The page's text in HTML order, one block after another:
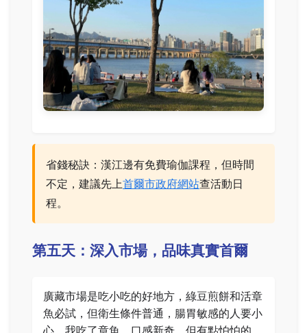
省錢秘訣：漢江邊有免費瑜伽課程，但時間
不定，建議先上首爾市政府網站查活動日
程。
第五天：深入市場，品味真實首爾
廣藏市場是吃小吃的好地方，綠豆煎餅和活章
魚必試，但衛生條件普通，腸胃敏感的人要小